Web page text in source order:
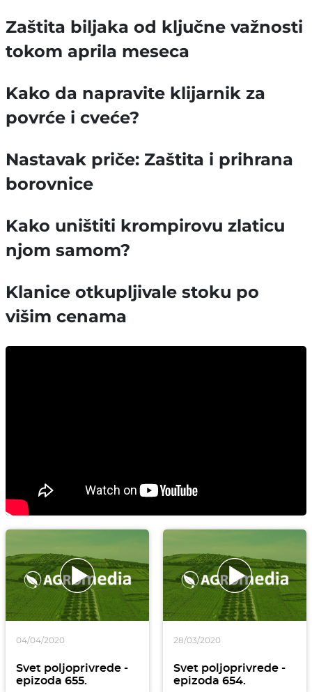
Zaštita biljaka od ključne važnosti
tokom aprila meseca
Kako da napravite klijarnik za
povrće i cveće?
Nastavak priče: Zaštita i prihrana
borovnice
Kako uništiti krompirovu zlaticu
njom samom?
Klanice otkupljivale stoku po
višim cenama
04/04/2020
Svet poljoprivrede -
epizoda 655.
28/03/2020
Svet poljoprivrede -
epizoda 654.